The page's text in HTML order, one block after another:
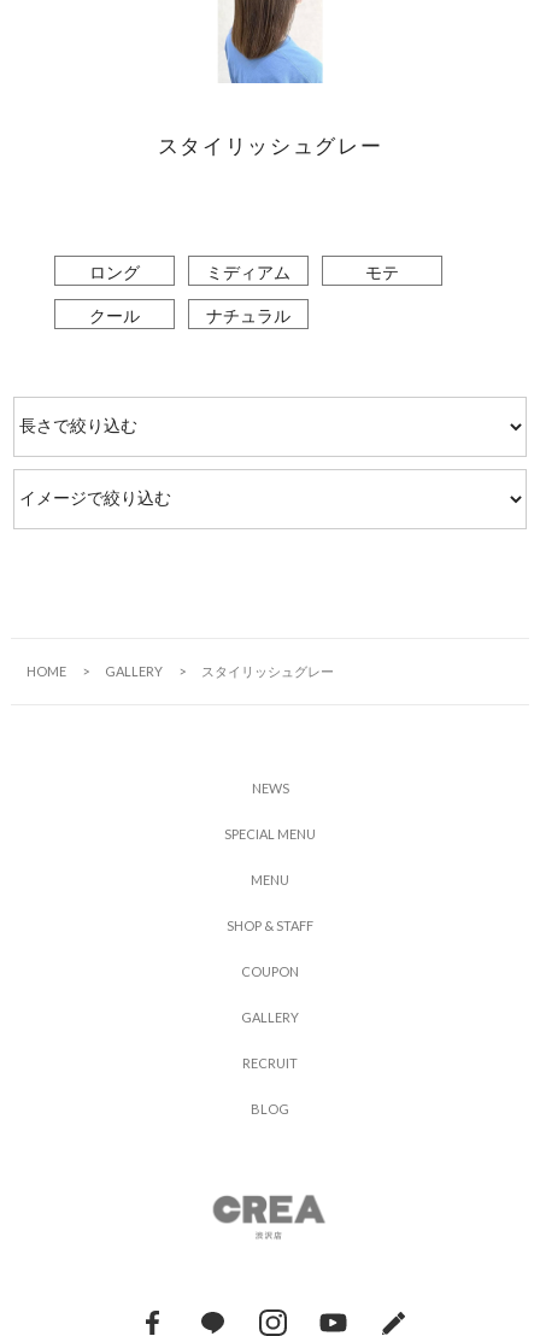
スタイリッシュグレー
ロング ミディアム モテ
クール ナチュラル
HOME GALLERY スタイリッシュグレー
NEWS
SPECIAL MENU
MENU
SHOP & STAFF
COUPON
GAL L ERY
RECRUIT
BL OG